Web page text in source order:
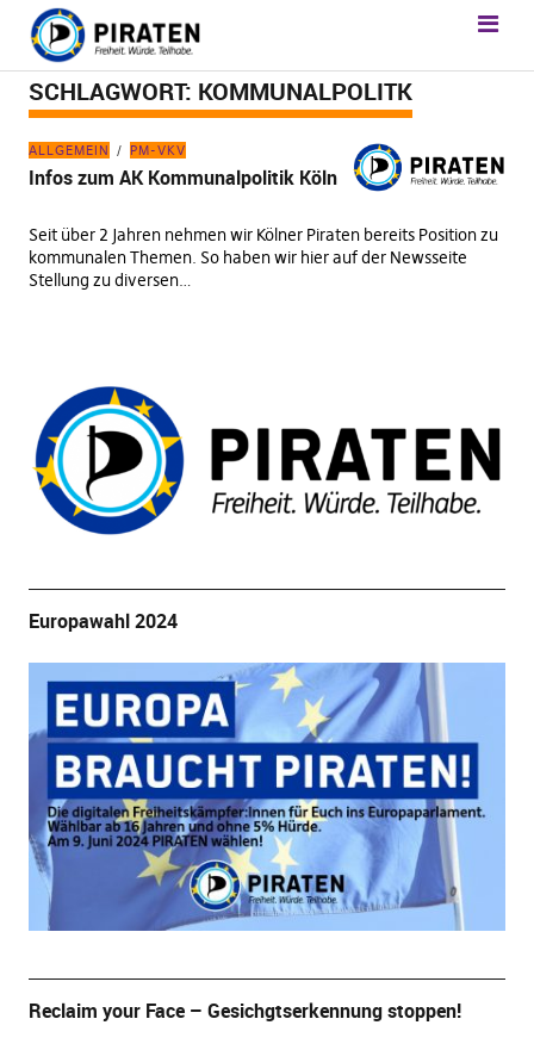
SCHLAGWORT: KOMMUNALPOLITK
ALLGEMEIN PM-VKV
Infos zum AK Kommunalpolitik Köln
Seit über 2 Jahren nehmen wir Kölner Piraten bereits Position zu
kommunalen Themen. So haben wir hier auf der Newsseite
Stellung zu diversen…
Europawahl 2024
Reclaim your Face – Gesichgtserkennung stoppen!